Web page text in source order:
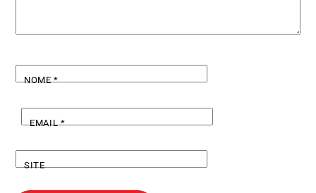
NOME*
EMAIL*
SITE